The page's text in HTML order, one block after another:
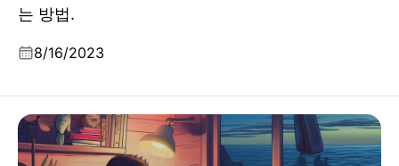
는 방법.
8/16/2023
나의 Logto 여정에서 배운 원격 근무 수용: 4 가지 팁